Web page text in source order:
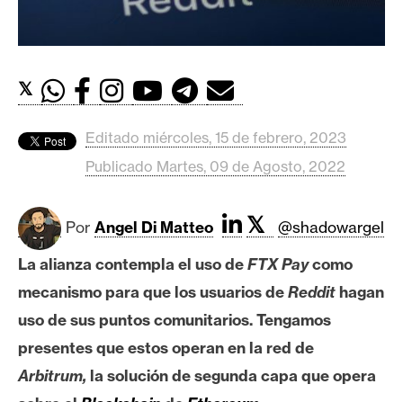
d
B
c
i
n
E
t
h
𝕏
Editado miércoles, 15 de febrero, 2023
Publicado Martes, 09 de Agosto, 2022
Por Angel Di Matteo 𝕏
@shadowargel
La alianza contempla el uso deFTX Paycomo
mecanismo para que los usuarios deReddithagan
uso de sus puntos comunitarios. Tengamos
presentes que estos operan en la red de
Arbitrum, la solución de segunda capa que opera